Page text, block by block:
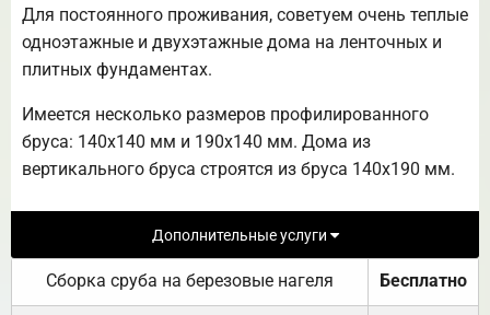
Для постоянного проживания, советуем очень теплые
одноэтажные и двухэтажные дома на ленточных и
плитных фундаментах.
Имеется несколько размеров профилированного
бруса: 140х140 мм и 190х140 мм. Дома из
вертикального бруса строятся из бруса 140х190 мм.
Дополнительные услуги
Сборка сруба на березовые нагеля Бесплатно